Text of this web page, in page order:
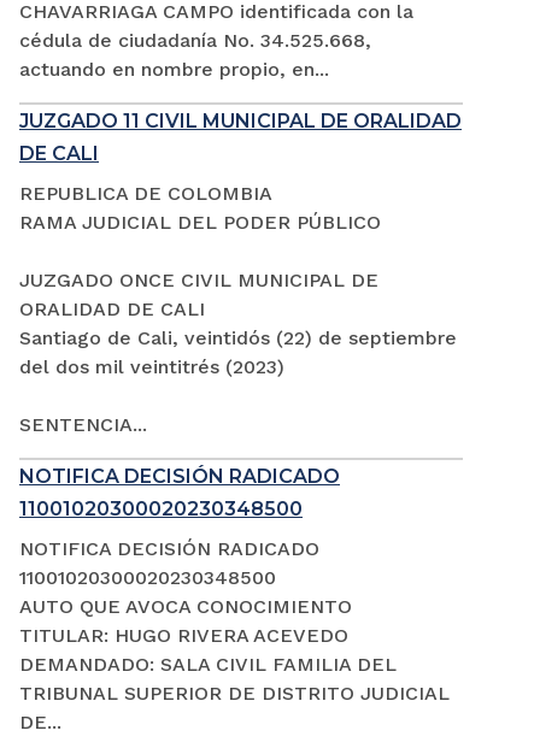
CHAVARRIAGA CAMPO identificada con la
cédula de ciudadanía No. 34.525.668,
actuando en nombre propio, en...
JUZGADO 11 CIVIL MUNICIPAL DE ORALIDAD
DE CALI
REPUBLICA DE COLOMBIA
RAMA JUDICIAL DEL PODER PÚBLICO
JUZGADO ONCE CIVIL MUNICIPAL DE
ORALIDAD DE CALI
Santiago de Cali, veintidós (22) de septiembre
del dos mil veintitrés (2023)
SENTENCIA...
NOTIFICA DECISIÓN RADICADO
11001020300020230348500
NOTIFICA DECISIÓN RADICADO
11001020300020230348500
AUTO QUE AVOCA CONOCIMIENTO
TITULAR: HUGO RIVERA ACEVEDO
DEMANDADO: SALA CIVIL FAMILIA DEL
TRIBUNAL SUPERIOR DE DISTRITO JUDICIAL
DE...